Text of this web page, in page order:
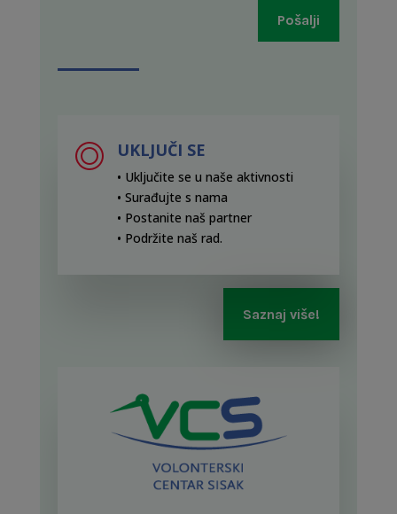
Pošalji
UKLJUČI SE
• Uključite se u naše aktivnosti
• Surađujte s nama
• Postanite naš partner
• Podržite naš rad.
Saznaj više!